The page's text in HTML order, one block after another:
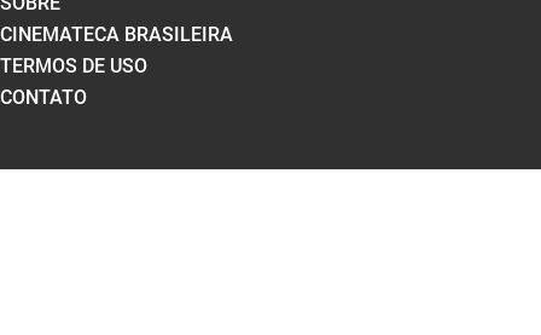
CINEMATECA BRASILEIRA
TERMOS DE USO
CONTATO